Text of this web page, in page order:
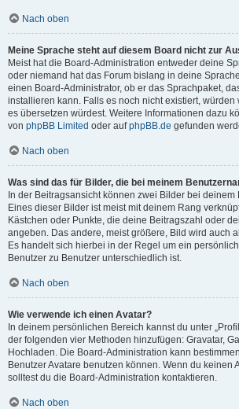
Nach oben
Meine Sprache steht auf diesem Board nicht zur
Meist hat die Board-Administration entweder deine
oder niemand hat das Forum bislang in deine
einen Board-Administrator, ob er das Sprachpaket,
installieren kann. Falls es noch nicht existiert, würden
es übersetzen würdest. Weitere Informationen dazu
von phpBB Limited oder aufphpBB.de gefunden
Nach oben
Was sind das für Bilder, die bei meinem
In der Beitragsansicht können zwei Bilder bei
Eines dieser Bilder ist meist mit deinem Rang
Kästchen oder Punkte, die deine Beitragszahl oder
angeben. Das andere, meist größere, Bild wird auch
Es handelt sich hierbei in der Regel um ein
Benutzer zu Benutzer unterschiedlich ist.
Nach oben
Wie verwende ich einen Avatar?
In deinem persönlichen Bereich kannst du unter
der folgenden vier Methoden hinzufügen: Gravatar,
Hochladen. Die Board-Administration kann
Benutzer Avatare benutzen können. Wenn du keinen
solltest du die Board-Administration kontaktieren.
Nach oben